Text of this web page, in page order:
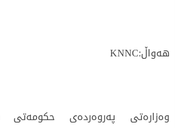
هەواڵ:KNNC
وەزارەتی پەروەردەی حکومەتی